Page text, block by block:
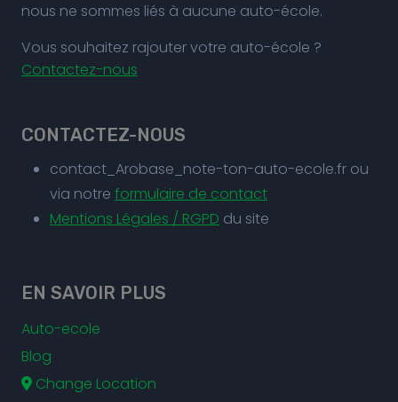
nous ne sommes liés à aucune auto-école.
Vous souhaitez rajouter votre auto-école ?
Contactez-nous
CONTACTEZ-NOUS
contact_Arobase_note-ton-auto-ecole.fr ou
via notre formulaire de contact
Mentions Légales / RGPD du site
EN SAVOIR PLUS
Auto-ecole
Blog
Change Location